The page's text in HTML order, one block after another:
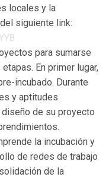
locales y la
siguiente link:
para sumarse
En primer lugar,
incubado. Durante
y aptitudes
de su proyecto
la incubación y
de redes de trabajo
de la